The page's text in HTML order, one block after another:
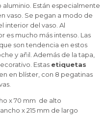
Están especialmente
vaso. Se pegan a modo de
interior del vaso. Al
es mucho más intenso. Las
son tendencia en estos
y añil. Además de la tapa,
Estas etiquetas
en blíster, con 8 pegatinas
x 70 mm de alto
x 215 mm de largo